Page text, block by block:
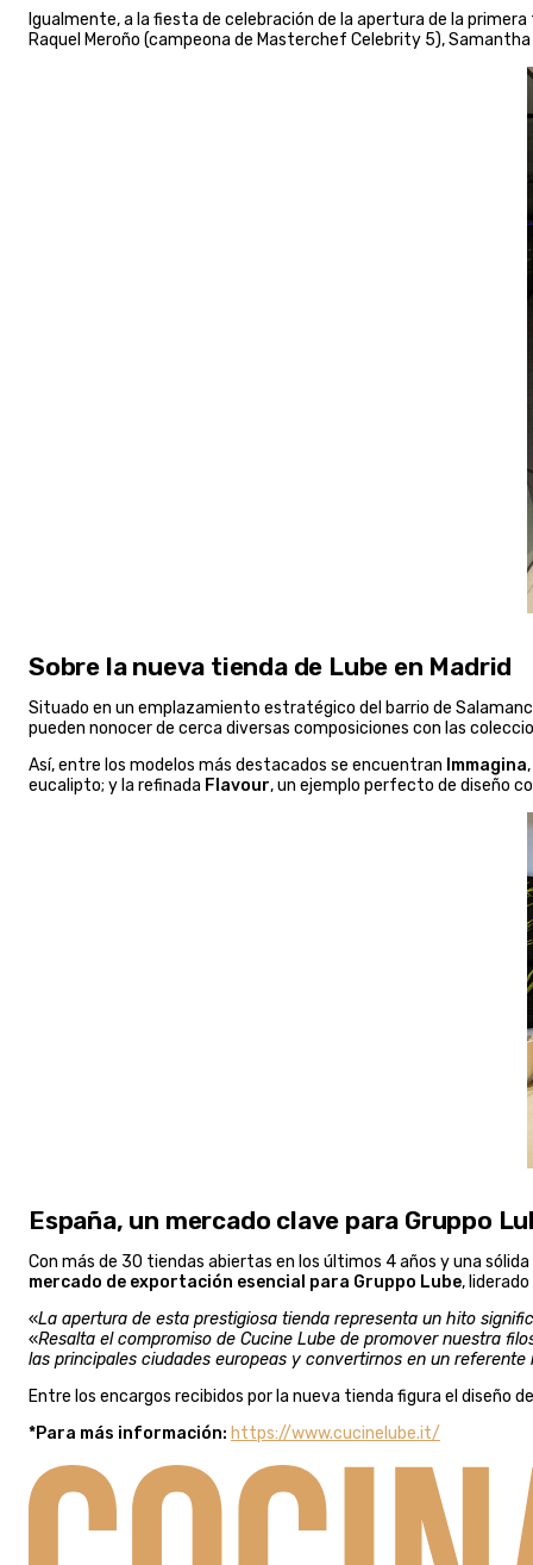
Igualmente, a la fiesta de celebración de la apertura de la
Raquel Meroño (campeona de Masterchef Celebrity 5),
Sobre la nueva tienda de Lube en Madrid
Situado en un emplazamiento estratégico del barrio de
pueden nonocer de cerca diversas composiciones con las
Así, entre los modelos más destacados se encuentran Immagina
eucalipto; y la refinada Flavour, un ejemplo perfecto de diseño
España, un mercado clave para Gruppo
Con más de 30 tiendas abiertas en los últimos 4 años y una
mercado de exportación esencial para Gruppo Lube,
«La apertura de esta prestigiosa tienda representa un hito
«Resalta el compromiso de Cucine Lube de promover nuestra
las principales ciudades europeas y convertirnos en un
Entre los encargos recibidos por la nueva tienda figura el diseño
*Para más información: https://www.cucinelube.it/